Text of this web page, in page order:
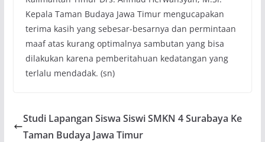
Kepala Taman Budaya Jawa Timur mengucapakan
terima kasih yang sebesar-besarnya dan permintaan
maaf atas kurang optimalnya sambutan yang bisa
dilakukan karena pemberitahuan kedatangan yang
terlalu mendadak. (sn)
Studi Lapangan Siswa Siswi SMKN 4 Surabaya Ke
Taman Budaya Jawa Timur